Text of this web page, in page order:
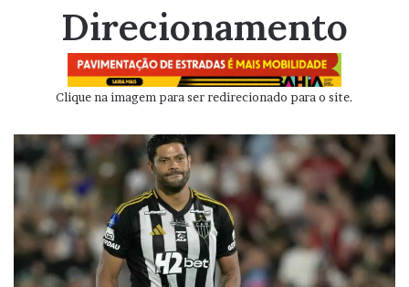
Direcionamento
Clique na imagem para ser redirecionado para o site.